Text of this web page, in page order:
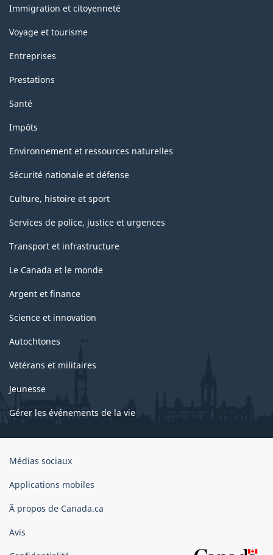
sujets
Immigration et citoyenneté
Voyage et tourisme
Entreprises
Prestations
Santé
Impôts
Environnement et ressources naturelles
Sécurité nationale et défense
Culture, histoire et sport
Services de police, justice et urgences
Transport et infrastructure
Le Canada et le monde
Argent et finance
Science et innovation
Autochtones
Vétérans et militaires
Jeunesse
Gérer les événements de la vie
Organisation
gouvernement
Canada
Médias sociaux
Applications mobiles
Ã propos de Canada.ca
Avis